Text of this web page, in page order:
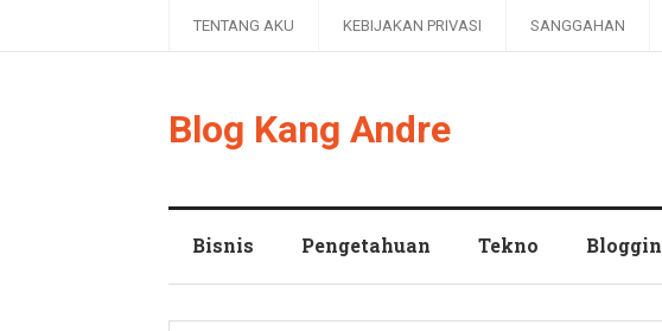
TENTANG AKU KEBIJAKAN PRIVASI SANGGAHAN
Blog Kang Andre
Bisnis Pengetahuan Tekno